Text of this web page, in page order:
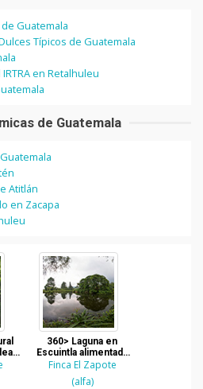
Guatemala
Típicos de Guatemala
en Retalhuleu
de Guatemala
Atitlán
en Zacapa
360> Laguna en
Escuintla alimentada
por un manantial
Finca El Zapote
(alfa)